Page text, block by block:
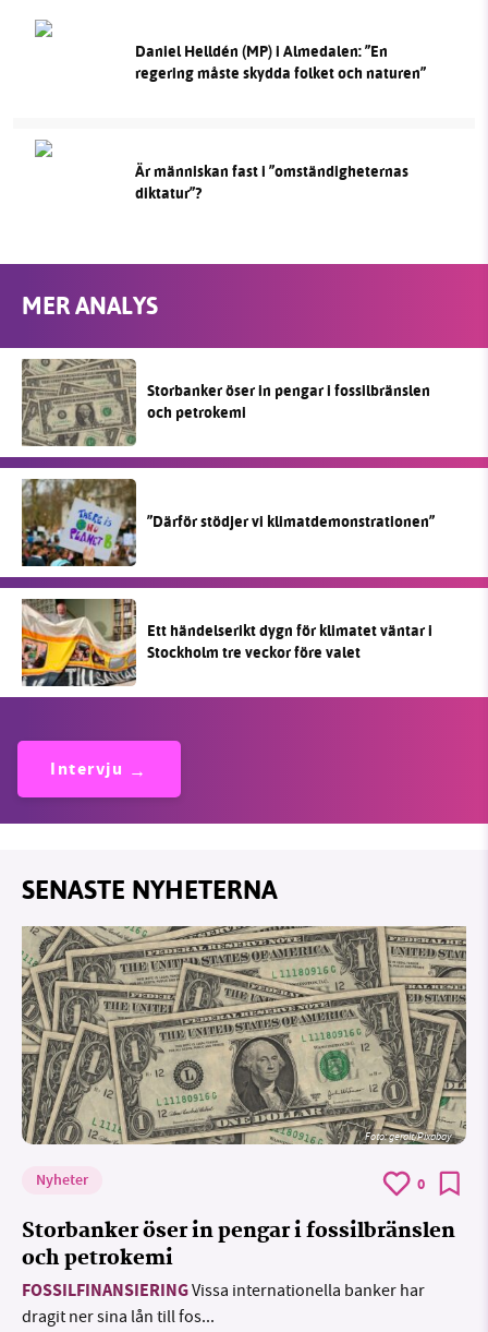
Daniel Helldén (MP) i Almedalen: ”En
regering måste skydda folket och naturen”
Är människan fast i ”omständigheternas
diktatur”?
MER ANALYS
Storbanker öser in pengar i fossilbränslen
och petrokemi
”Därför stödjer vi klimatdemonstrationen”
Ett händelserikt dygn för klimatet väntar i
Stockholm tre veckor före valet
Intervju
SENASTE NYHETERNA
Foto:geralt/Pixabay
Nyheter 0
Storbanker öser in pengar i fossilbränslen
och petrokemi
FOSSILFINANSIERINGVissa internationella banker har
dragit ner sina lån till fos...